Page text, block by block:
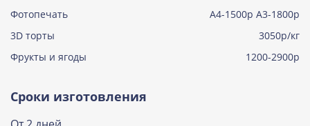
Фотопечать
А4-1500р А3-1800р
3D торты
3050р/кг
Фрукты и ягоды
1200-2900р
Сроки изготовления